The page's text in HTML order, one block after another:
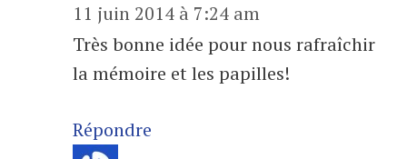
11 juin 2014 à 7:24 am
Très bonne idée pour nous rafraîchir
la mémoire et les papilles!
Répondre